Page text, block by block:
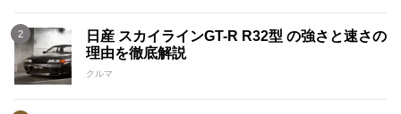
日産 スカイラインGT-R R32型 の強さと速さの
理由を徹底解説
クルマ